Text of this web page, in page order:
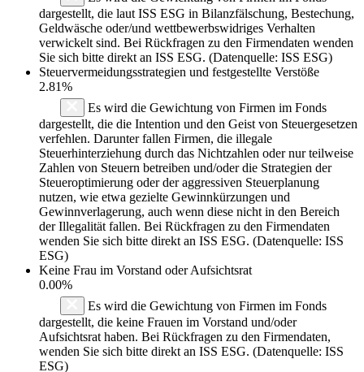
dargestellt, die laut ISS ESG in Bilanzfälschung, Bestechung,
Geldwäsche oder/und wettbewerbswidriges Verhalten
verwickelt sind. Bei Rückfragen zu den Firmendaten wenden
Sie sich bitte direkt an ISS ESG. (Datenquelle: ISS ESG)
Steuervermeidungsstrategien und festgestellte Verstöße
2.81%
Es wird die Gewichtung von Firmen im Fonds
dargestellt, die die Intention und den Geist von Steuergesetzen
verfehlen. Darunter fallen Firmen, die illegale
Steuerhinterziehung durch das Nichtzahlen oder nur teilweise
Zahlen von Steuern betreiben und/oder die Strategien der
Steueroptimierung oder der aggressiven Steuerplanung
nutzen, wie etwa gezielte Gewinnkürzungen und
Gewinnverlagerung, auch wenn diese nicht in den Bereich
der Illegalität fallen. Bei Rückfragen zu den Firmendaten
wenden Sie sich bitte direkt an ISS ESG. (Datenquelle: ISS
ESG)
Keine Frau im Vorstand oder Aufsichtsrat
0.00%
Es wird die Gewichtung von Firmen im Fonds
dargestellt, die keine Frauen im Vorstand und/oder
Aufsichtsrat haben. Bei Rückfragen zu den Firmendaten,
wenden Sie sich bitte direkt an ISS ESG. (Datenquelle: ISS
ESG)